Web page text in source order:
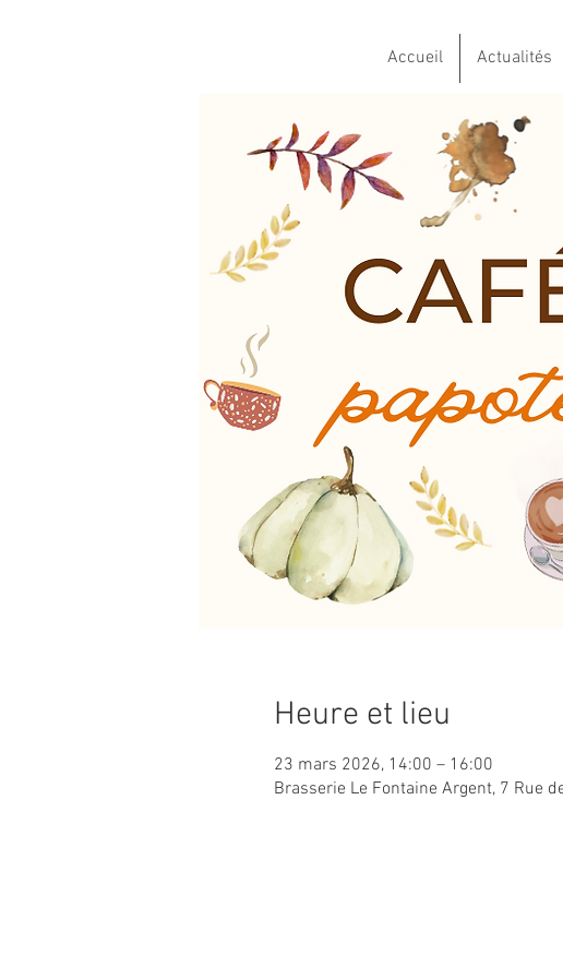
Accueil Actualités
Heure et lieu
23 mars 2026, 14:00 – 16:00
Brasserie Le Fontaine Argent, 7 Rue